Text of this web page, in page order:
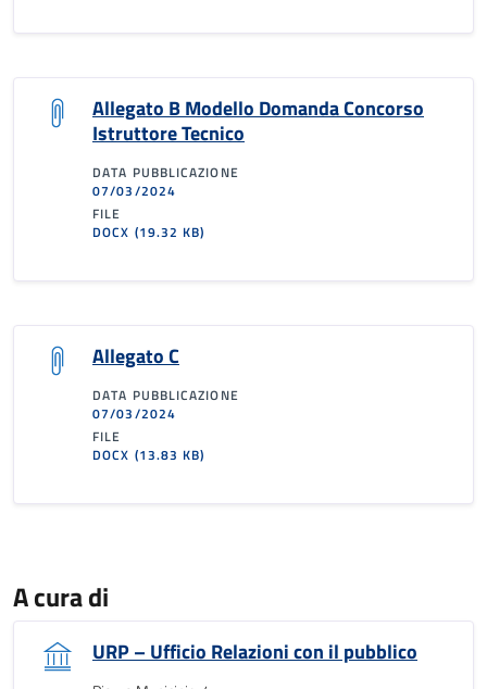
Allegato B Modello Domanda Concorso
Istruttore Tecnico
DATA PUBBLICAZIONE
07/03/2024
FILE
DOCX (19.32 KB)
Allegato C
DATA PUBBLICAZIONE
07/03/2024
FILE
DOCX (13.83 KB)
A cura di
URP – Ufficio Relazioni con il pubblico